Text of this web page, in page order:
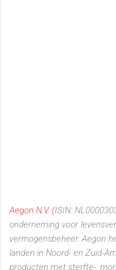
Aegon N.V. (ISIN:
onderneming voor
vermogensbeheer. Aegon
landen in Noord- en Zuid-
producten met sterfte-,